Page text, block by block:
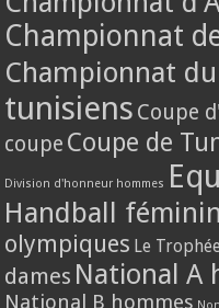
Championnat
Championnat
tunisiens Coupe
coupe Coupe de
Division d'honneur hommes
Handball féminin
olympiques Le
dames National A
National B hommes